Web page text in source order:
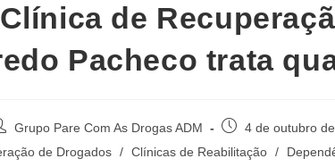
de
Pacheco trata
Grupo Pare Com As Drogas ADM
Post
publicado:
4 de outubro
de Drogados / Clínicas de Reabilitação /